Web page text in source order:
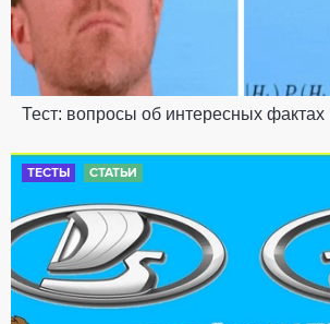
Тест: вопросы об интересных фактах
ТЕСТЫ СТАТЬИ